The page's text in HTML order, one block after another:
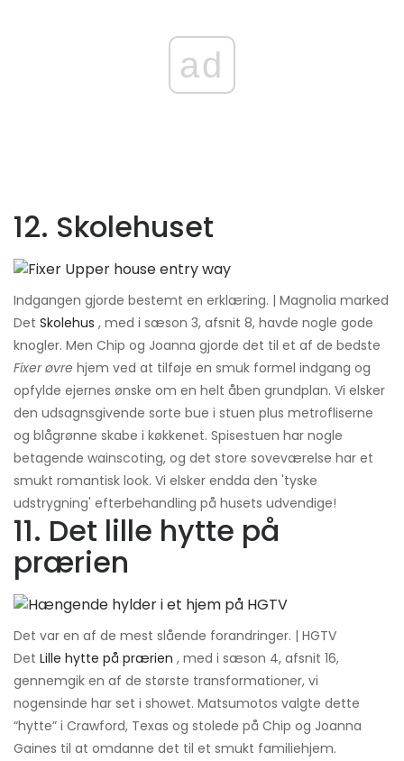
ad
12. Skolehuset
Indgangen gjorde bestemt en erklæring. | Magnolia marked
Det Skolehus , med i sæson 3, afsnit 8, havde nogle gode
knogler. Men Chip og Joanna gjorde det til et af de bedste
Fixer øvre hjem ved at tilføje en smuk formel indgang og
opfylde ejernes ønske om en helt åben grundplan. Vi elsker
den udsagnsgivende sorte bue i stuen plus metrofliserne
og blågrønne skabe i køkkenet. Spisestuen har nogle
betagende wainscoting, og det store soveværelse har et
smukt romantisk look. Vi elsker endda den 'tyske
udstrygning' efterbehandling på husets udvendige!
11. Det lille hytte på
prærien
Det var en af ​​de mest slående forandringer. | HGTV
Det Lille hytte på prærien , med i sæson 4, afsnit 16,
gennemgik en af ​​de største transformationer, vi
nogensinde har set i showet. Matsumotos valgte dette
“hytte” i Crawford, Texas og stolede på Chip og Joanna
Gaines til at omdanne det til et smukt familiehjem.